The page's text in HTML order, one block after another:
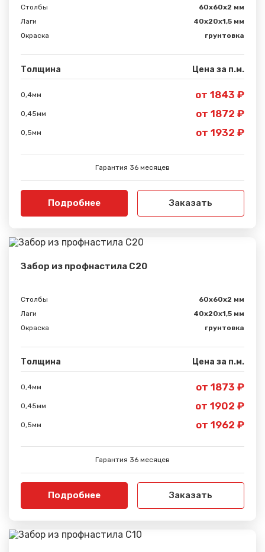
Столбы
60х60х2 мм
Лаги
40х20х1,5 мм
Окраска
грунтовка
Толщина Цена за п.м.
0,4мм от 1843 ₽
0,45мм от 1872 ₽
0,5мм от 1932 ₽
Гарантия 36 месяцев
Подробнее Заказать
Забор из профнастила С20
Столбы
60х60х2 мм
Лаги
40х20х1,5 мм
Окраска
грунтовка
Толщина Цена за п.м.
0,4мм от 1873 ₽
0,45мм от 1902 ₽
0,5мм от 1962 ₽
Гарантия 36 месяцев
Подробнее Заказать
Сообщение успешно
отправлено
Вами.